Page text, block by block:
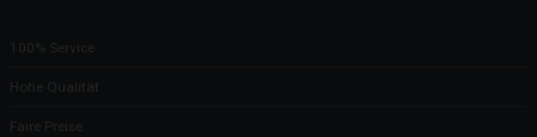
100% Service
Hohe Qualität
Faire Preise